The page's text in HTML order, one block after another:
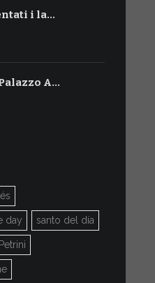
i la…
A…
day santo del día